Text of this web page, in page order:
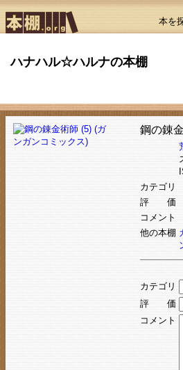
本を
ハナハル☆ハルナの本棚
鋼の錬
カテゴリ
評 価
コメント
他の本棚
カテゴリ
評 価
コメント